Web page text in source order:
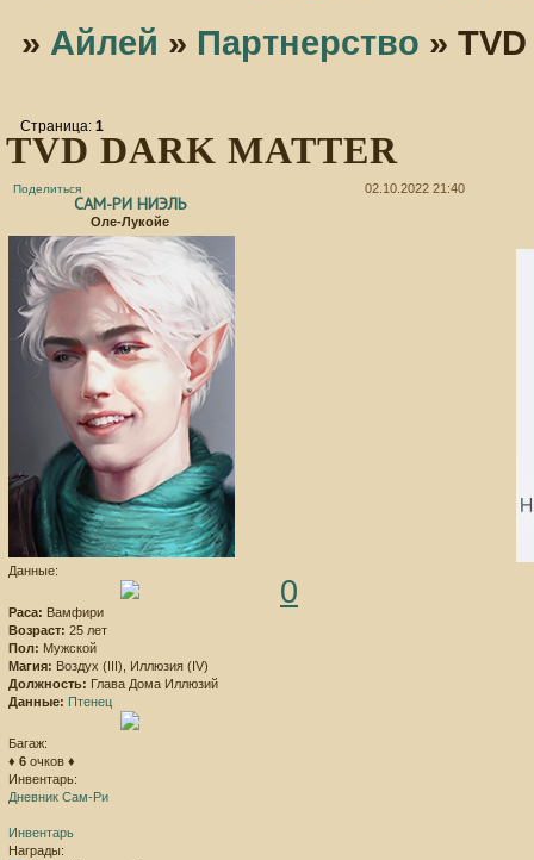
» Айлей » Партнерство »
TVD DARK MATTER
Страница:1
Поделиться 02.10.2022 21:40
САМ-РИ НИЭЛЬ
Оле-Лукойе
Данные:
Раса: Вамфири
Возраст: 25 лет
Пол: Мужской
Магия: Воздух (III), Иллюзия (IV)
Должность: Глава Дома Иллюзий
Данные: Птенец
Багаж:
♦ 6 очков ♦
Инвентарь:
Дневник Сам-Ри
Инвентарь
Награды:
0